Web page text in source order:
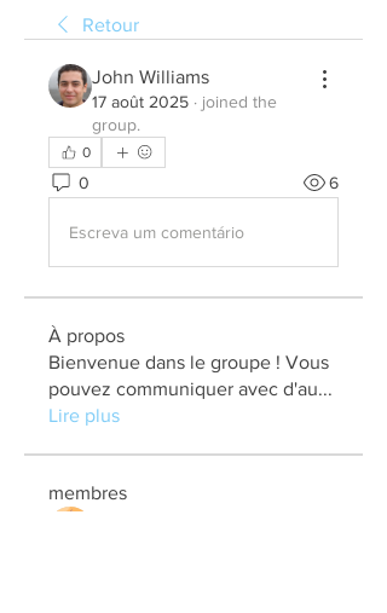
Retour
John Williams
17 août 2025 · joined the
group.
0
0 6
Escreva um comentário
À propos
Bienvenue dans le groupe ! Vous
pouvez communiquer avec d'au...
Lire plus
membres